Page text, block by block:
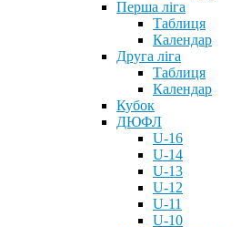
Перша ліга
Таблиця
Календар
Друга ліга
Таблиця
Календар
Кубок
ДЮФЛ
U-16
U-14
U-13
U-12
U-11
U-10